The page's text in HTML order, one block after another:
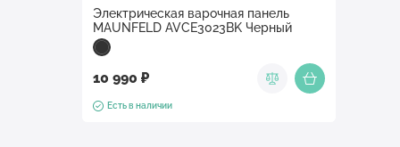
Электрическая варочная панель
MAUNFELD AVCE3023BK Черный
10 990 ₽
Есть в наличии